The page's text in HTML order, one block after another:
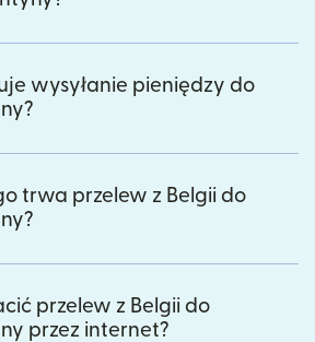
wysyłanie pieniędzy do
trwa przelew z Belgii do
przelew z Belgii do
przez internet?